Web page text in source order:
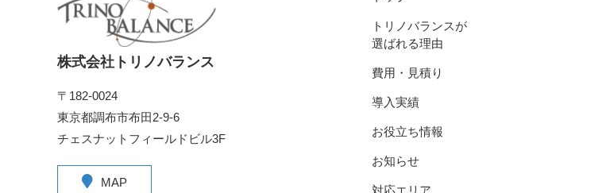
株式会社トリノバランス
〒182-0024
東京都調布市布田2-9-6
チェスナットフィールドビル3F
MAP
トリノバランスが
選ばれる理由
費用・見積り
導入実績
お役立ち情報
お知らせ
対応エリア